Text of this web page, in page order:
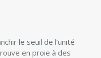
le seuil de l’unité
en proie à des